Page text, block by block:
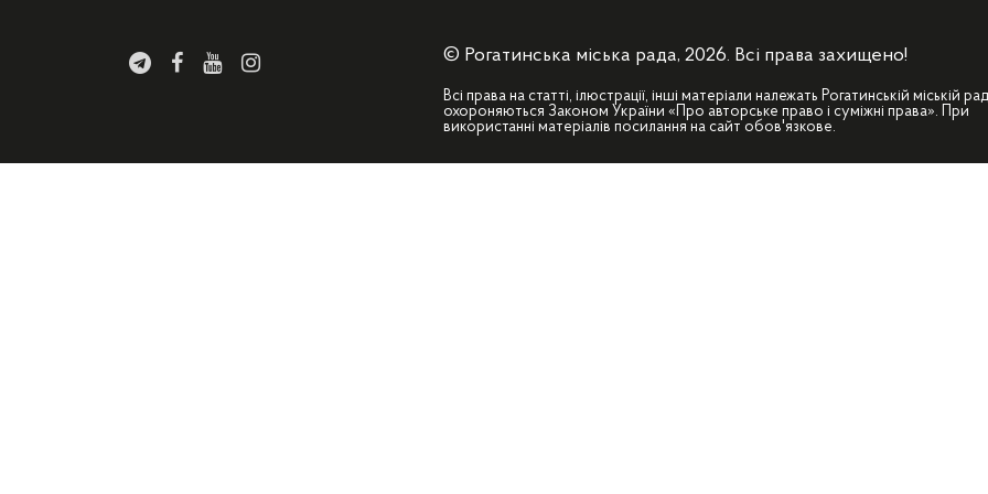
© Рогатинська міська рада, 2026. Всі права захищено!
Всі права на статті, ілюстрації, інші матеріали належать Рогатинській міській
охороняються Законом України «Про авторське право і суміжні права». При
використанні матеріалів посилання на сайт обов'язкове.